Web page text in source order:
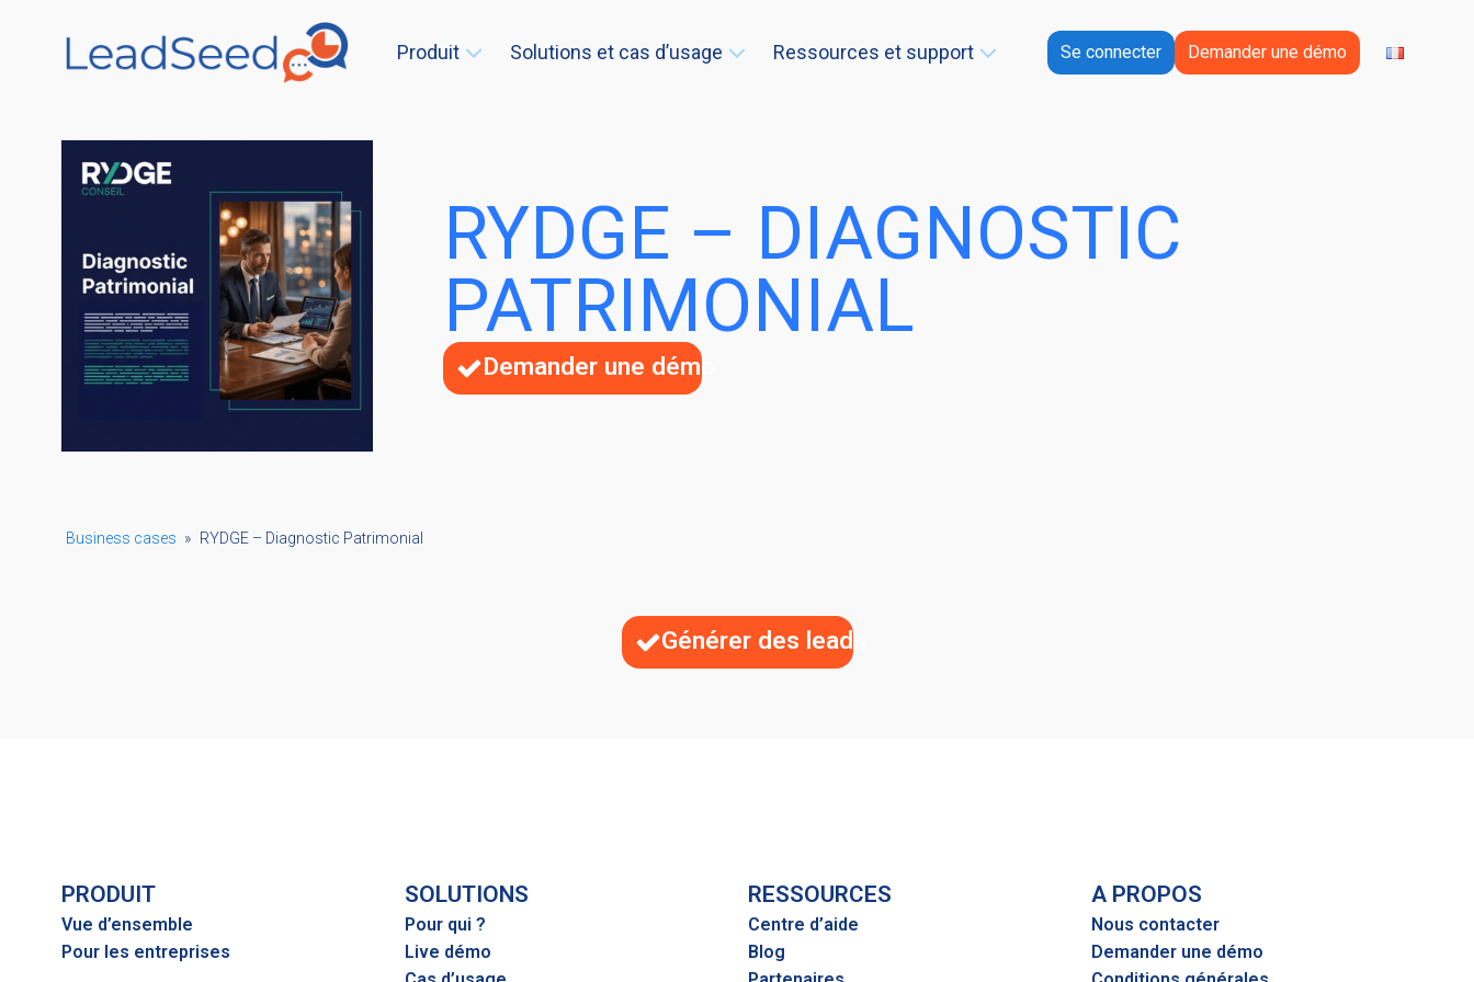
Produit Solutions et cas d’usage Ressources et support Se connecter Demander une démo
RYDGE – DIAGNOSTIC
PATRIMONIAL
Demander une démo
Business cases » RYDGE – Diagnostic Patrimonial
Générer des leads
PRODUIT
Vue d’ensemble
Pour les entreprises
SOLUTIONS
Pour qui ?
Live démo
RESSOURCES
Centre d’aide
Blog
A PROPOS
Nous contacter
Demander une démo